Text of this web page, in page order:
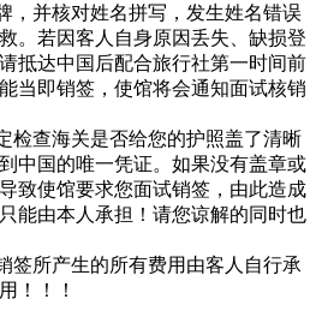
，并核对姓名拼写，发生姓名错误
。若因客人自身原因丢失、缺损登
抵达中国后配合旅行社第一时间前
当即销签，使馆将会通知面试核销
检查海关是否给您的护照盖了清晰
中国的唯一凭证。如果没有盖章或
致使馆要求您面试销签，由此造成
能由本人承担！请您谅解的同时也
签所产生的所有费用由客人自行承
！！！